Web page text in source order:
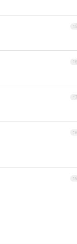
15
16
17
18
19